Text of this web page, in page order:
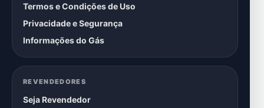
Termos e Condições de Uso
Privacidade e Segurança
Informações do Gás
REVENDEDORES
Seja Revendedor